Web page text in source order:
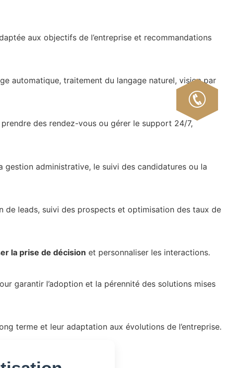
aux objectifs de l’entreprise et recommandations
automatique, traitement du langage naturel, vision par
des rendez-vous ou gérer le support 24/7,
gestion administrative, le suivi des candidatures ou la
de leads, suivi des prospects et optimisation des taux de
la prise de décision et personnaliser les interactions.
garantir l’adoption et la pérennité des solutions mises
terme et leur adaptation aux évolutions de l’entreprise.